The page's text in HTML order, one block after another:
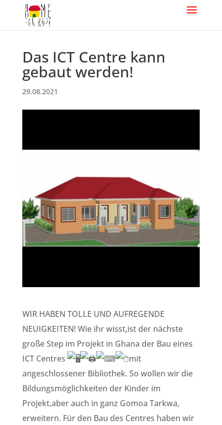
Das ICT Centre kann
gebaut werden!
29.08.2021
WIR HABEN TOLLE UND AUFREGENDE
NEUIGKEITEN! Wie ihr wisst,ist der nächste
große Step im Projekt in Ghana der Bau eines
ICT Centres
mit
angeschlossener Bibliothek. So wollen wir die
Bildungsmöglichkeiten der Kinder im
Projekt,aber auch in ganz Gomoa Tarkwa,
erweitern. Für den Bau des Centres haben wir